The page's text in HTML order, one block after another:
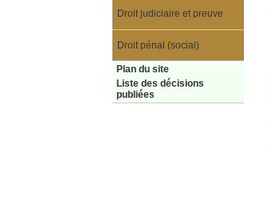
Droit judiciaire et preuve
Droit pénal (social)
Plan du site
Liste des décisions
publiées